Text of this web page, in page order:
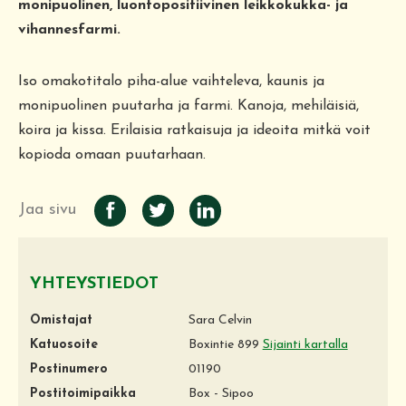
monipuolinen, luontopositiivinen leikkokukka- ja
vihannesfarmi.
Iso omakotitalo piha-alue vaihteleva, kaunis ja
monipuolinen puutarha ja farmi. Kanoja, mehiläisiä,
koira ja kissa. Erilaisia ratkaisuja ja ideoita mitkä voit
kopioda omaan puutarhaan.
Jaa sivu
YHTEYSTIEDOT
Omistajat
Sara Celvin
Katuosoite
Boxintie 899 Sijainti kartalla
Postinumero
01190
Postitoimipaikka
Box - Sipoo